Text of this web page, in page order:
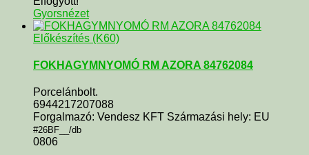
Gyorsnézet
Előkészítés (K60)
FOKHAGYMNYOMÓ RM AZORA 84762084
Porcelánbolt.
6944217207088
Forgalmazó: Vendesz KFT Származási hely: EU
#26BF__/db
0806